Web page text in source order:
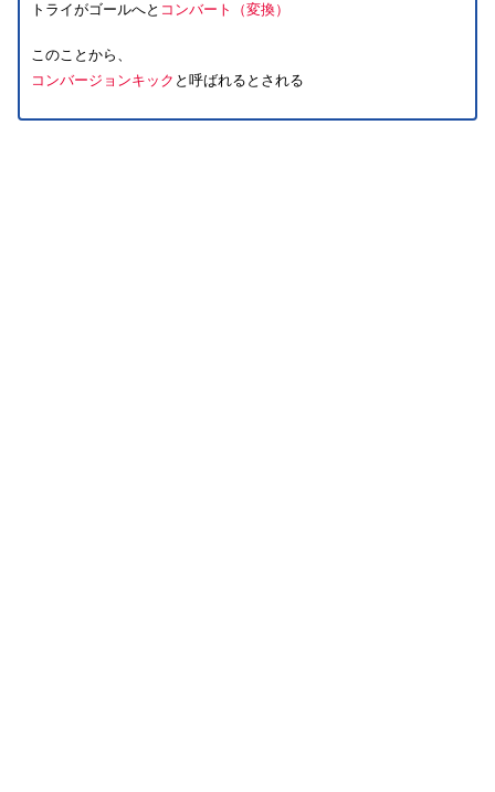
トライがゴールへと コンバート（変換）
このことから、
コンバージョンキック と呼ばれるとされる